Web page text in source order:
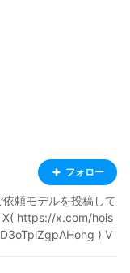
フォロー
頼モデルを投稿して
X( https://x.com/hois
) V